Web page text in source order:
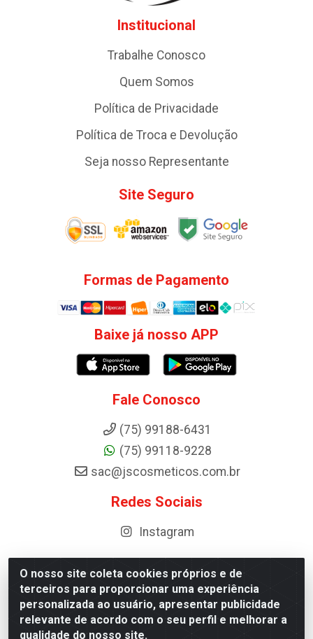
O nosso site coleta cookies próprios e de
terceiros para proporcionar uma experiência
personalizada ao usuário, apresentar publicidade
relevante de acordo com o seu perfil e melhorar a
qualidade do nosso site.
Institucional
Trabalhe Conosco
Quem Somos
Política de Privacidade
Política de Troca e Devolução
Seja nosso Representante
Site Seguro
Formas de Pagamento
Baixe já nosso APP
Fale Conosco
(75) 99188-6431
(75) 99118-9228
sac@jscosmeticos.com.br
Redes Sociais
Instagram
Distribuidora de Cosméticos Antoneto LTDA - BA-052,
km 87 - Industrial, Ipirá - BA, 44600-000 - CNPJ
10.984.107/0001-75